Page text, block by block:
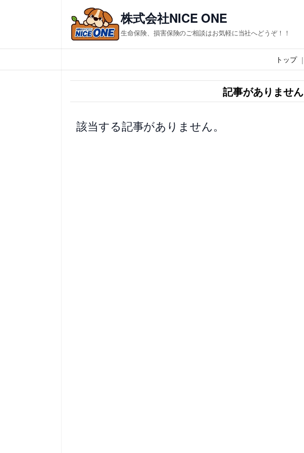
ス
キ
株式会社NICE ONE
生命保険、損害保険のご相談はお気軽に当社へどうぞ！！
トップ
記事がありません
該当する記事がありません。